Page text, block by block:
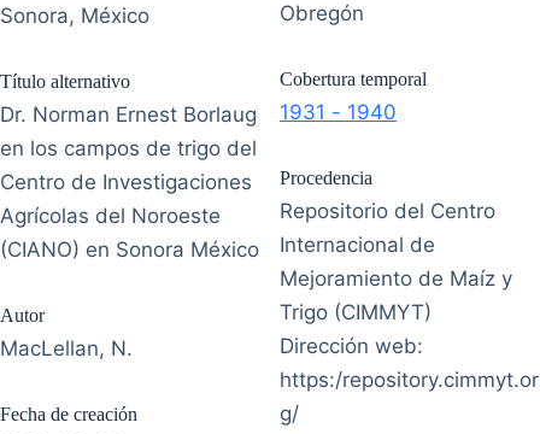
Sonora, México
Título alternativo
Dr. Norman Ernest Borlaug
en los campos de trigo del
Centro de Investigaciones
Agrícolas del Noroeste
(CIANO) en Sonora México
Autor
MacLellan, N.
Fecha de creación
Obregón
Cobertura temporal
1931 - 1940
Procedencia
Repositorio del Centro
Internacional de
Mejoramiento de Maíz y
Trigo (CIMMYT)
Dirección web:
https:/repository.cimmyt.or
g/